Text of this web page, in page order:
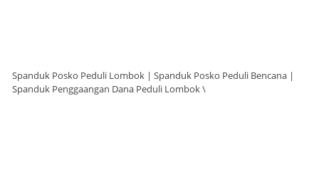
Spanduk Posko Peduli Lombok | Spanduk Posko Peduli Bencana |
Spanduk Penggaangan Dana Peduli Lombok \